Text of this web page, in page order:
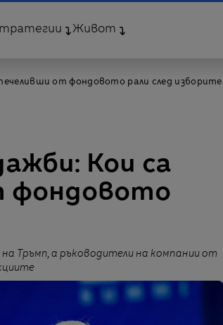
Живот
от фондовото рали след изборите
Кои са
фондовото
Тръмп, а ръководители на компании от